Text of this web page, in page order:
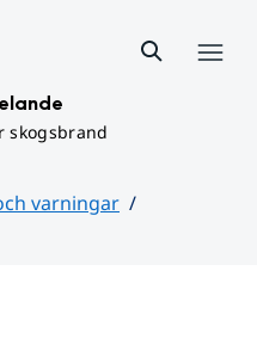
skogsbrand
varningar